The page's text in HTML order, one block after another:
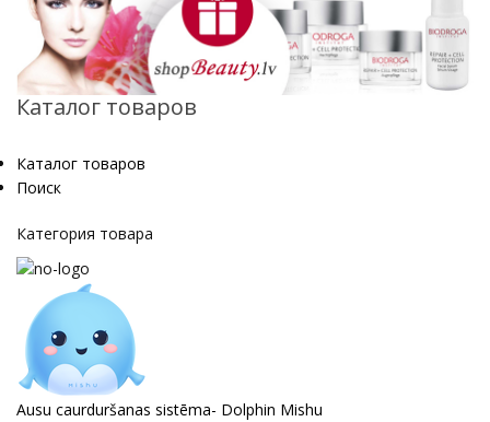
Каталог товаров
Каталог товаров
Поиск
Категория товара
Ausu caurduršanas sistēma- Dolphin Mishu